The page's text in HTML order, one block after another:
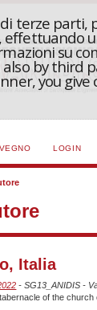
terze
su
also by
you
LOGIN
Italia
- SG13_ANIDIS -
of the